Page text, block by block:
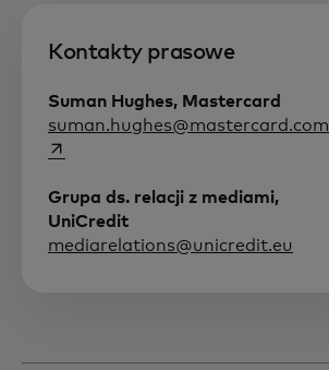
Kontakty prasowe
Suman Hughes, Mastercard
suman.hughes@mastercard.com
Grupa ds. relacji z mediami,
UniCredit
mediarelations@unicredit.eu